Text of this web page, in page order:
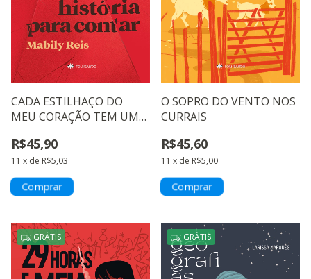
CADA ESTILHAÇO DO
MEU CORAÇÃO TEM UMA
R$45,90
11 x de R$5,03
O SOPRO DO VENTO NOS
CURRAIS
R$45,60
11 x de R$5,00
GRÁTIS GRÁTIS